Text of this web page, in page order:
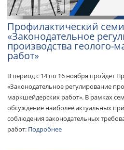
Профилактический
«Законодательное
производства геолого-
работ»
В период с 14 по 16 ноября пройдет
«Законодательное регулирование
маркшейдерских работ». В рамках
обсуждение наиболее актуальных
соблюдения законодательных
работ: Подробнее